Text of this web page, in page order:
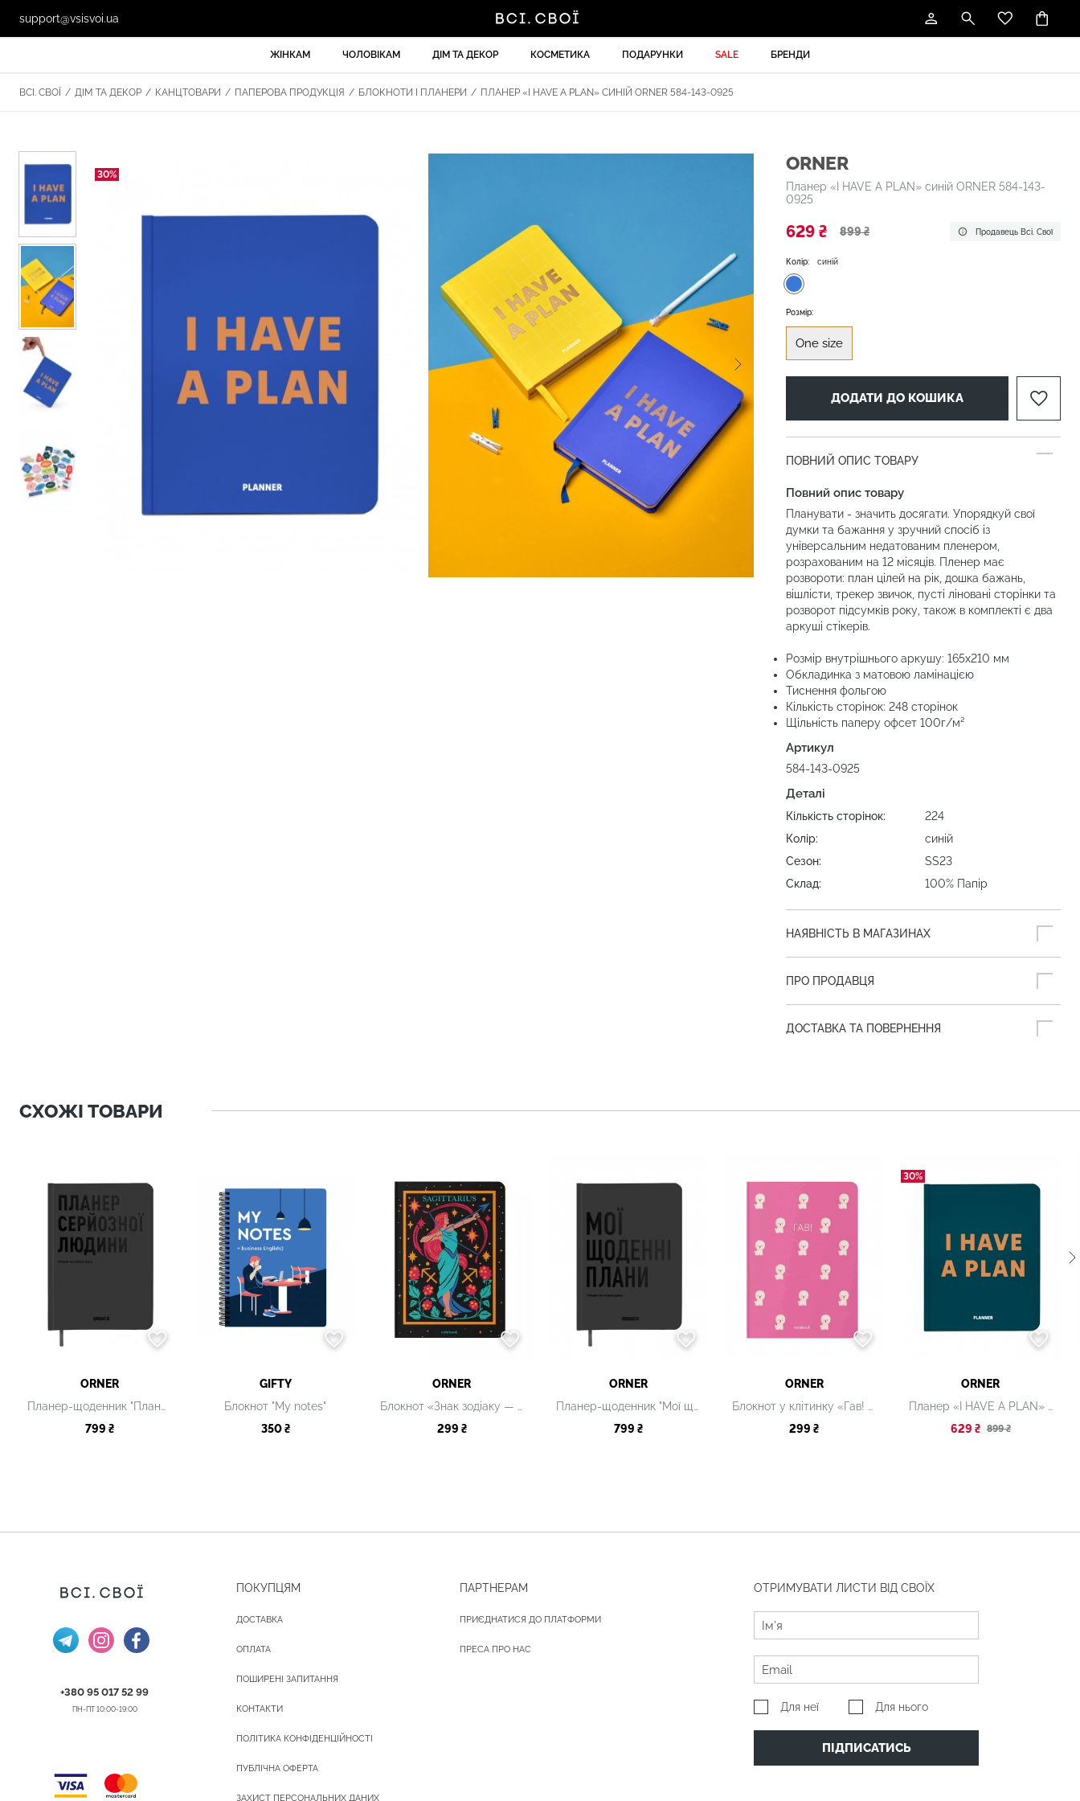
support@vsisvoi.ua
ЖІНКАМ ЧОЛОВІКАМ ДІМ ТА ДЕКОР КОСМЕТИКА ПОДАРУНКИ SALE БРЕНДИ
ВСІ. СВОЇ / ДІМ ТА ДЕКОР / КАНЦТОВАРИ / ПАПЕРОВА ПРОДУКЦІЯ / БЛОКНОТИ І ПЛАНЕРИ / ПЛАНЕР «I HAVE A PLAN» СИНІЙ ORNER 584-143-0925
30%
ORNER
Планер «I HAVE A PLAN» синій ORNER 584-143-
0925
629 ₴ 899 ₴ Продавець Всі. Свої
Колір: синій
Розмір:
One size
ДОДАТИ ДО КОШИКА
ПОВНИЙ ОПИС ТОВАРУ
Повний опис товару
Планувати - значить досягати. Упорядкуй свої
думки та бажання у зручний спосіб із
універсальним недатованим пленером,
розрахованим на 12 місяців. Пленер має
розвороти: план цілей на рік, дошка бажань,
вішлісти, трекер звичок, пусті ліновані сторінки та
розворот підсумків року, також в комплекті є два
аркуші стікерів.
Розмір внутрішнього аркушу: 165х210 мм
Обкладинка з матовою ламінацією
Тиснення фольгою
Кількість сторінок: 248 сторінок
Щільність паперу офсет 100г/м²
Артикул
584-143-0925
Деталі
Кількість сторінок:
224
Колір:
синій
Сезон:
SS23
Склад:
100% Папір
НАЯВНІСТЬ В МАГАЗИНАХ
ПРО ПРОДАВЦЯ
ДОСТАВКА ТА ПОВЕРНЕННЯ
СХОЖІ ТОВАРИ
ORNER
Планер-щоденник "Планер серйозної людини"
799 ₴
GIFTY
Блокнот "My notes"
350 ₴
ORNER
Блокнот «Знак зодіаку — Стрілець»
299 ₴
ORNER
Планер-щоденник "Мої щоденні плани"
799 ₴
ORNER
Блокнот у клітинку «Гав! Пудель» рожевий
299 ₴
30%
ORNER
Планер «I HAVE A PLAN» зелений
629 ₴ 899 ₴
+380 95 017 52 99
ПН-ПТ 10:00-19:00
ПОКУПЦЯМ
ДОСТАВКА
ОПЛАТА
ПОШИРЕНІ ЗАПИТАННЯ
КОНТАКТИ
ПОЛІТИКА КОНФІДЕНЦІЙНОСТІ
ПУБЛІЧНА ОФЕРТА
ЗАХИСТ ПЕРСОНАЛЬНИХ ДАНИХ
ПАРТНЕРАМ
ПРИЄДНАТИСЯ ДО ПЛАТФОРМИ
ПРЕСА ПРО НАС
ОТРИМУВАТИ ЛИСТИ ВІД СВОЇХ
Для неї Для нього
ПІДПИСАТИСЬ